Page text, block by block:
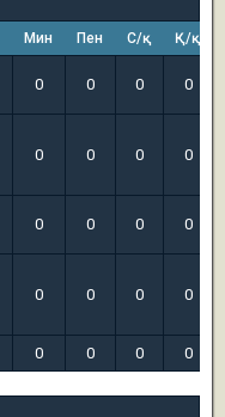
Мин Пен С/қ Қ/қ
0 0 0 0
0 0 0 0
0 0 0 0
0 0 0 0
0 0 0 0